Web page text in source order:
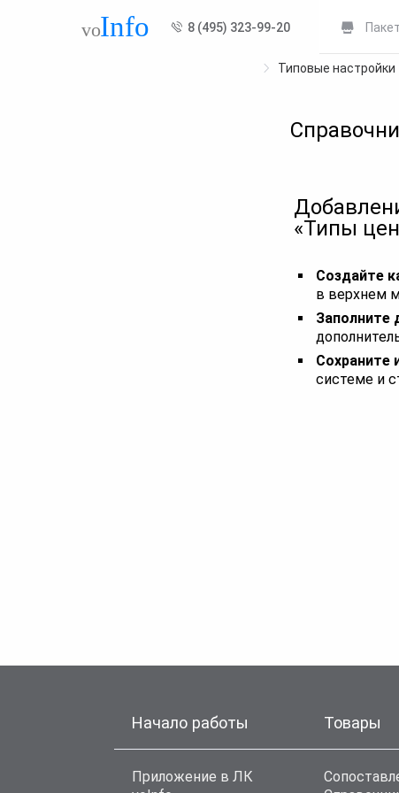
8 (495) 323-99-20
Типовые настройки
«Типы
Создайте
в верхнем
Заполните
Сохраните
системе и
Начало работы
Приложение в ЛК
Товары